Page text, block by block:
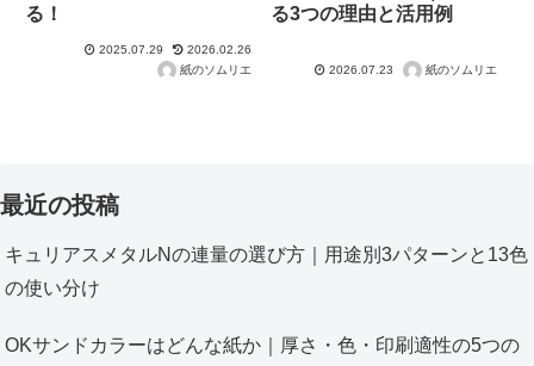
る！
2025.07.29
2026.02.26
紙のソムリエ
る3つの理由と活用例
2026.07.23 紙のソムリエ
最近の投稿
キュリアスメタルNの連量の選び方｜用途別3パターンと13色
の使い分け
OKサンドカラーはどんな紙か｜厚さ・色・印刷適性の5つの